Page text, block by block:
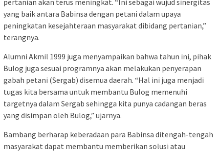
pertanian akan terus meningkat. “Ini sebagai wujud sinergitas
yang baik antara Babinsa dengan petani dalam upaya
peningkatan kesejahteraan masyarakat dibidang pertanian,”
terangnya.
Alumni Akmil 1999 juga menyampaikan bahwa tahun ini, pihak
Bulog juga sesuai programnya akan melakukan penyerapan
gabah petani (Sergab) disemua daerah. “Hal ini juga menjadi
tugas kita bersama untuk membantu Bulog memenuhi
targetnya dalam Sergab sehingga kita punya cadangan beras
yang disimpan oleh Bulog,” ujarnya.
Bambang berharap keberadaan para Babinsa ditengah-tengah
masyarakat dapat membantu memberikan solusi atau